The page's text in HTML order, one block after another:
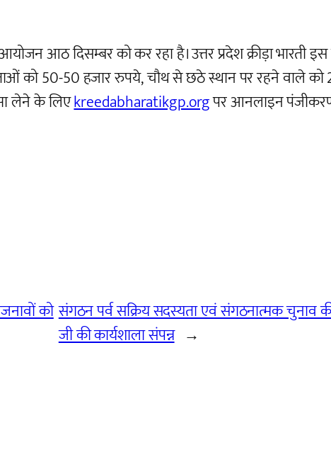
आठ दिसम्बर को कर रहा है। उत्तर प्रदेश क्रीड़ा भारती
को 50-50 हजार रुपये, चौथ से छठे स्थान पर रहने वाले को
लेने के लिएkreedabharatikgp.orgपर आनलाइन
कोसंगठन पर्व सक्रिय सदस्यता एवं संगठनात्मक चुनाव
जी की कार्यशाला संपन्न →